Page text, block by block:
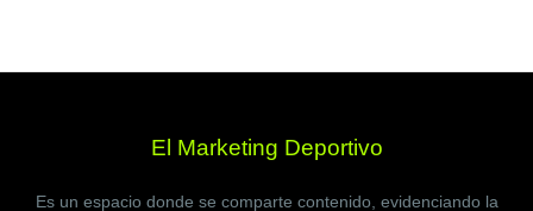
El Marketing Deportivo
Es un espacio donde se comparte contenido, evidenciando la